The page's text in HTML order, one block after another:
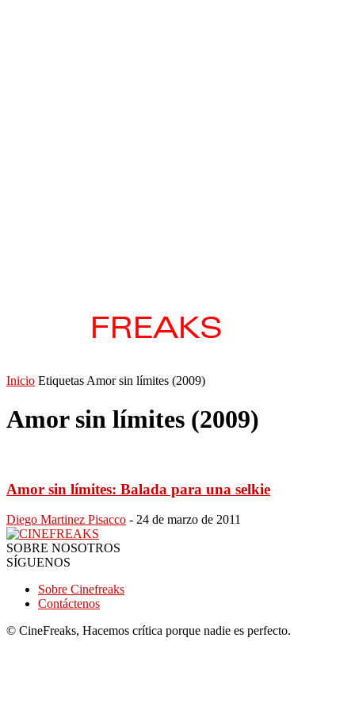
Inicio Etiquetas Amor sin límites (2009)
Amor sin límites (2009)
Amor sin límites: Balada para una selkie
Diego Martinez Pisacco - 24 de marzo de 2011
SOBRE NOSOTROS
SÍGUENOS
Sobre Cinefreaks
Contáctenos
© CineFreaks, Hacemos crítica porque nadie es perfecto.